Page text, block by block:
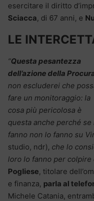
esercitare il diritto
Sciacca, di 67 anni, e
LE
“Questa pesantezza
dell’azione della
non escluderei che
fare un monitoraggio: la
cosa più pericolosa è
questa anche perché se
fanno non lo fanno su
studio, ndr), che lo
loro lo fanno per colpire
Pogliese, titolare
e finanza, parla al
Michele Catania,